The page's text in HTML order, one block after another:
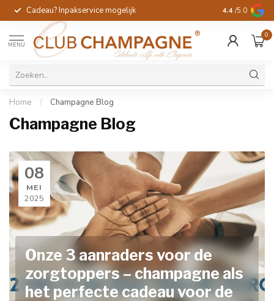
Cadeau? Inpakservice mogelijk Gratis
4.4 /5.0
MENU
0
Home / Champagne Blog
Champagne Blog
08
MEI
2025
Onze 3 aanraders voor de
zorgtoppers – champagne als
het perfecte cadeau voor de